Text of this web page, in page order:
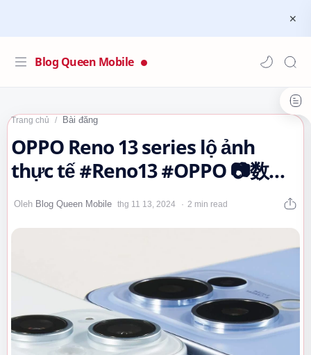
Blog Queen Mobile
Trang chủ Bài đăng
OPPO Reno 13 series lộ ảnh
thực tế #Reno13 #OPPO 📷数码
闲聊站
2 min read